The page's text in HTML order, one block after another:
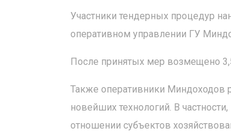
Участники тендерных процедур
оперативном управлении ГУ
После принятых мер возмещено
Также оперативники Миндоходов
новейших технологий. В
отношении субъектов